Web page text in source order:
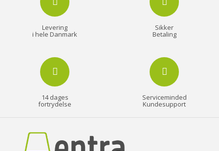
Levering
i hele Danmark
Sikker
Betaling
14 dages
fortrydelse
Serviceminded
Kundesupport